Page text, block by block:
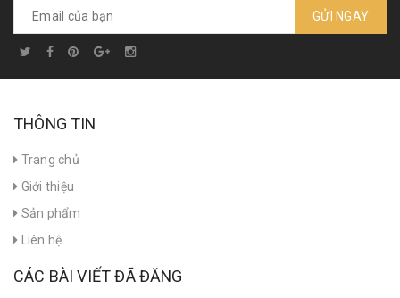
GỬI NGAY
THÔNG TIN
Trang chủ
Giới thiệu
Sản phẩm
Liên hệ
CÁC BÀI VIẾT ĐÃ ĐĂNG